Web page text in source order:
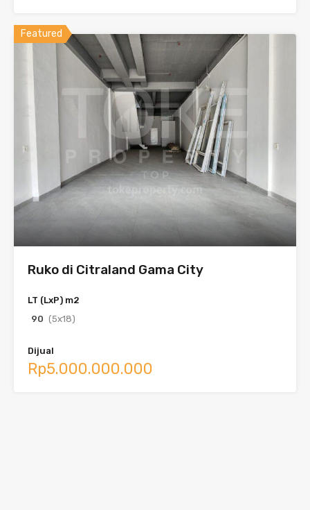
Featured
Ruko di Citraland Gama City
LT (LxP) m2
90 (5x18)
Dijual
Rp5.000.000.000